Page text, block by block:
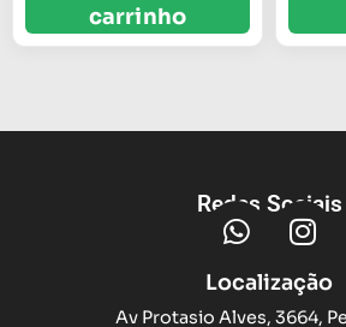
carrinho
Redes Sociais
Localização
Av Protasio Alves, 3664,